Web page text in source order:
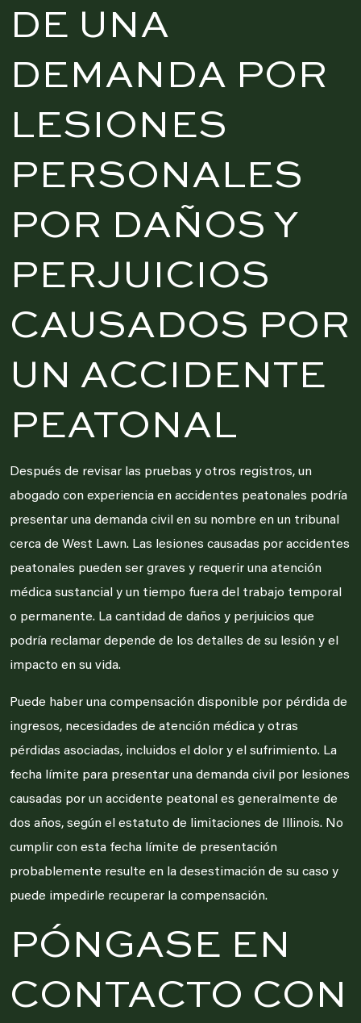
DE UNA
DEMANDA POR
LESIONES
PERSONALES
POR DAÑOS Y
PERJUICIOS
CAUSADOS ​​POR
UN ACCIDENTE
PEATONAL
Después de revisar las pruebas y otros registros, un
abogado con experiencia en accidentes peatonales podría
presentar una demanda civil en su nombre en un tribunal
cerca de West Lawn. Las lesiones causadas por accidentes
peatonales pueden ser graves y requerir una atención
médica sustancial y un tiempo fuera del trabajo temporal
o permanente. La cantidad de daños y perjuicios que
podría reclamar depende de los detalles de su lesión y el
impacto en su vida.
Puede haber una compensación disponible por pérdida de
ingresos, necesidades de atención médica y otras
pérdidas asociadas, incluidos el dolor y el sufrimiento. La
fecha límite para presentar una demanda civil por lesiones
causadas por un accidente peatonal es generalmente de
dos años, según el estatuto de limitaciones de Illinois. No
cumplir con esta fecha límite de presentación
probablemente resulte en la desestimación de su caso y
puede impedirle recuperar la compensación.
PÓNGASE EN
CONTACTO CON